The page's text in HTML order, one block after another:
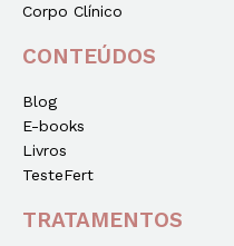
Corpo Clínico
CONTEÚDOS
Blog
E-books
Livros
TesteFert
TRATAMENTOS